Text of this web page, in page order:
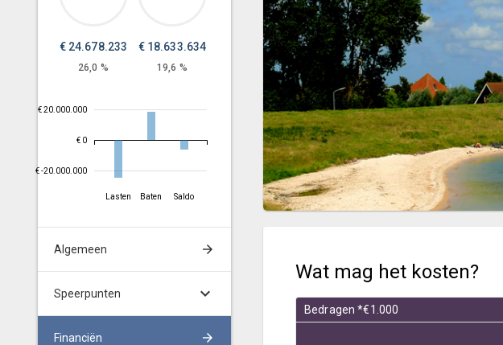
Wat mag het kosten?
Bedragen *€1.000
Algemeen
Speerpunten
Financiën
€ 24.678.233
26,0 %
€ 18.633.634
19,6 %
€ -20.000.000
€ 0
€ 20.000.000
Lasten Baten Saldo